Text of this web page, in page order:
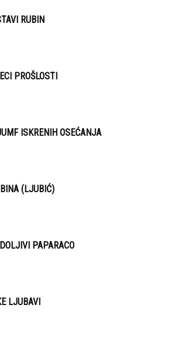
RUBIN
PROŠLOSTI
ISKRENIH OSEĆANJA
(LJUBIĆ)
PAPARACO
LJUBAVI